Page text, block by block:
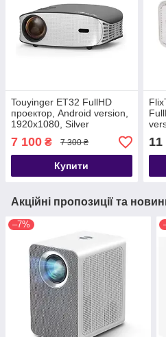
Touyinger ET32 FullHD
проектор, Android version,
1920х1080, Silver
7 100 ₴ 7 300 ₴
Купити
11
Акційні пропозиції та
–7%